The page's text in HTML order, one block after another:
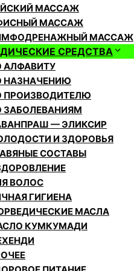
МАССАЖ
МАССАЖ
МАССАЖ
СРЕДСТВА
АЛФАВИТУ
НАЗНАЧЕНИЮ
ПРОИЗВОДИТЕЛЮ
ЗАБОЛЕВАНИЯМ
— ЭЛИКСИР
И ЗДОРОВЬЯ
СОСТАВЫ
ВОЛОС
ГИГИЕНА
МАСЛА
КУМКУМАДИ